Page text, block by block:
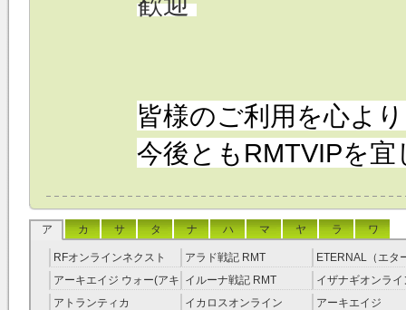
皆様のご利用を心よ
今後ともRMTVIPを
ア カ サ タ ナ ハ マ ヤ ラ ワ
RFオンラインネクスト
RMT
アラド戦記 RMT
ETERNAL（エタ
RMT
アーキエイジ ウォー(アキ
ウオ) RMT
イルーナ戦記 RMT
イザナギオンライ
アトランティカ
イカロスオンライン
アーキエイジ